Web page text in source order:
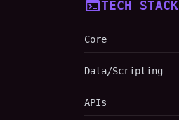
terminalTECH STACK
Core
Data/Scripting
APIs